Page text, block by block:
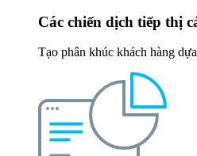
Các chiến dịch tiếp thị
Tạo phân khúc khách hàng